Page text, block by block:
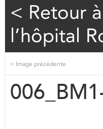
< Retour
l’hôpital
< Image précédente